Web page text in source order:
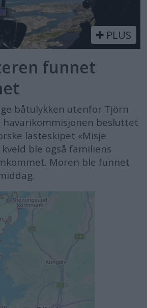
PLUS
funnet
båtulykken utenfor Tjörn
havarikommisjonen besluttet
lasteskipet «Misje
ble også familiens
Moren ble funnet